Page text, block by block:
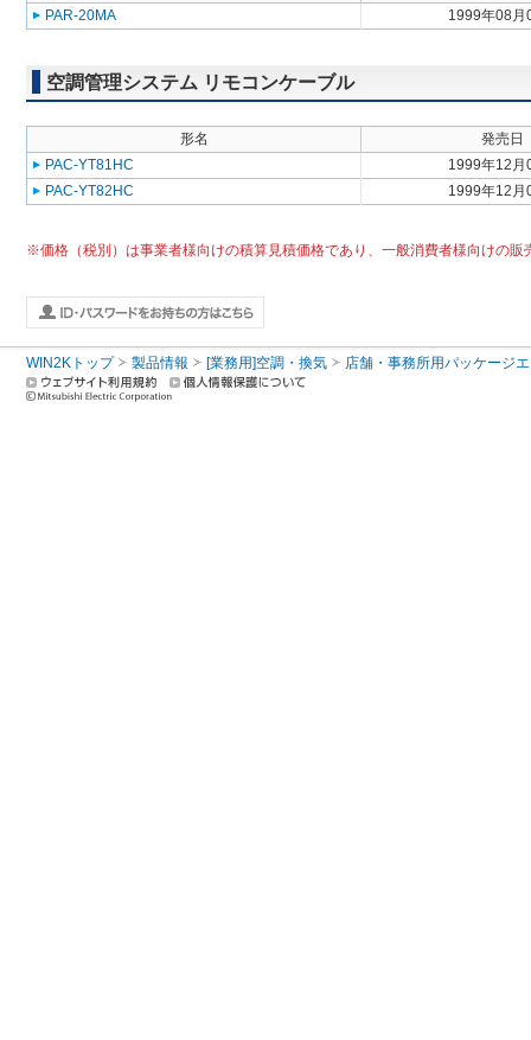
PAR-20MA
1999年08月
空調管理システム リモコンケーブル
形名
発売日
PAC-YT81HC
1999年12月
PAC-YT82HC
1999年12月
※価格（税別）は事業者様向けの積算見積価格であり、一般消費者様向けの販
WIN2Kトップ 製品情報 [業務用]空調・換気 店舗・事務所用パッケージ